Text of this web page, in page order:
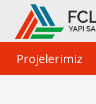
Projelerimiz